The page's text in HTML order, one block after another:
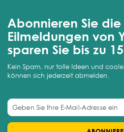
Eilmeldungen von
sparen Sie bis zu
Kein Spam, nur tolle Ideen und coole
können sich jederzeit abmelden.
ABONNIEREN